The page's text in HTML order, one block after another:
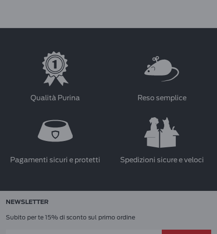
Qualità Purina Reso semplice
Pagamenti sicuri e protetti Spedizioni sicure e veloci
NEWSLETTER
Subito per te 15% di sconto sul primo ordine